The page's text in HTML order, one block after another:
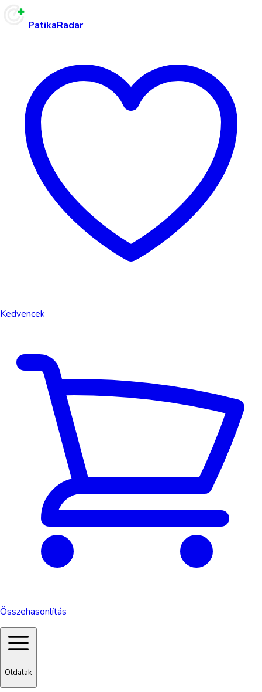
PatikaRadar
Kedvencek
Összehasonlítás
Oldalak